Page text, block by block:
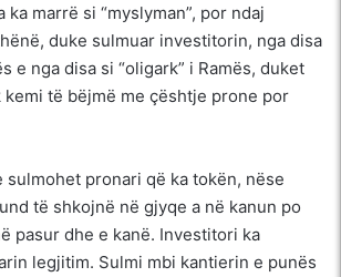
marrë si “myslyman”, por ndaj
duke sulmuar investitorin, nga disa
e nga disa si “oligark” i Ramës, duket
të bëjmë me çështje prone por
sulmohet pronari që ka tokën, nëse
të shkojnë në gjyqe a në kanun po
pasur dhe e kanë. Investitori ka
legjitim. Sulmi mbi kantierin e punës